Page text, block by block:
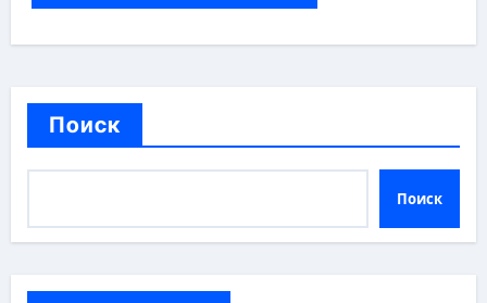
Поиск
Поиск